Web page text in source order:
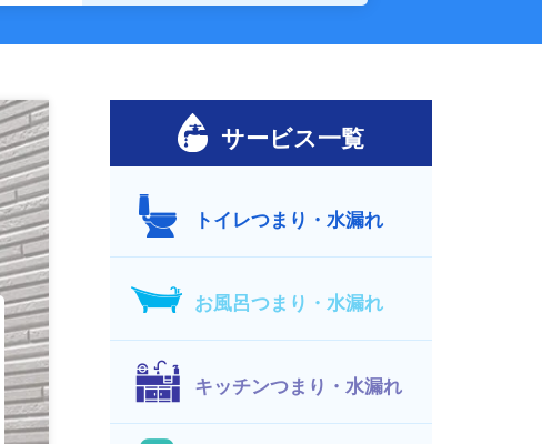
サービス一覧
トイレつまり・水漏れ
お風呂つまり・水漏れ
キッチンつまり・水漏れ